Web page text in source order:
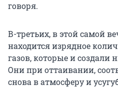
говоря.
В-третьих, в этой самой
находится изрядное
газов, которые и
Они при оттаивании,
снова в атмосферу и